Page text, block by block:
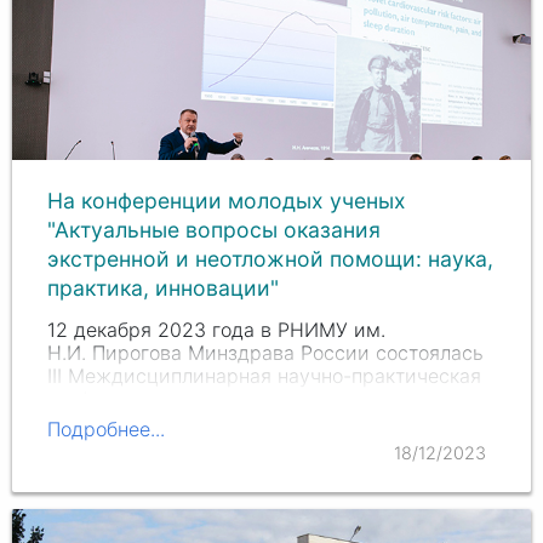
На конференции молодых ученых
"Актуальные вопросы оказания
экстренной и неотложной помощи: наука,
практика, инновации"
12 декабря 2023 года в РНИМУ им.
Н.И. Пирогова Минздрава России состоялась
III Междисциплинарная научно-практическая
аспирантов «Актуальные вопросы оказания
экстренной и неотложной…
Подробнее...
18/12/2023